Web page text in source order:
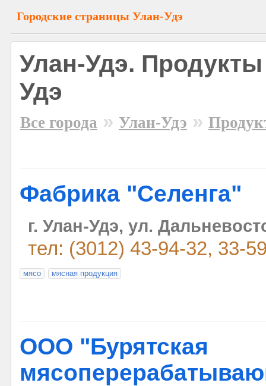
Городские страницы Улан-Удэ
Улан-Удэ.
Удэ
Все города » Улан-Удэ »
Фабрика "Селенга"
г. Улан-Удэ, ул.
тел: (3012) 43-94-32, 33-
мясо мясная продукция
ООО "Бурятская